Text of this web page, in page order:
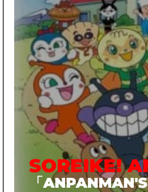
SOREIKE!
「